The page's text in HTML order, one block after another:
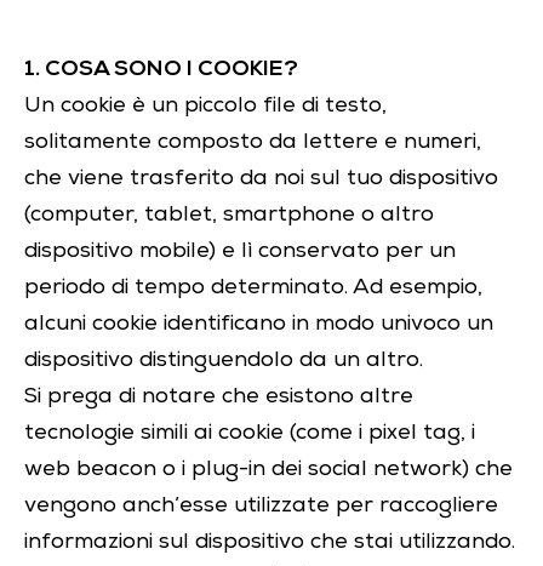
1. COSA SONO I COOKIE?
Un cookie è un piccolo file di testo,
solitamente composto da lettere e numeri,
che viene trasferito da noi sul tuo dispositivo
(computer, tablet, smartphone o altro
dispositivo mobile) e lì conservato per un
periodo di tempo determinato. Ad esempio,
alcuni cookie identificano in modo univoco un
dispositivo distinguendolo da un altro.
Si prega di notare che esistono altre
tecnologie simili ai cookie (come i pixel tag, i
web beacon o i plug-in dei social network) che
vengono anch’esse utilizzate per raccogliere
informazioni sul dispositivo che stai utilizzando.